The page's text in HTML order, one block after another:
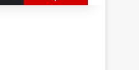
for